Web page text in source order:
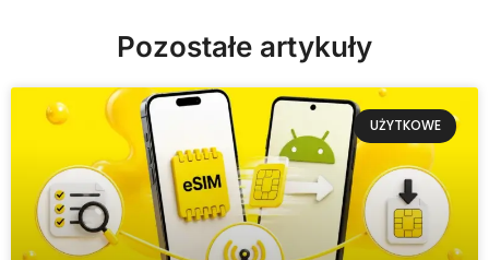
Pozostałe artykuły
UŻYTKOWE